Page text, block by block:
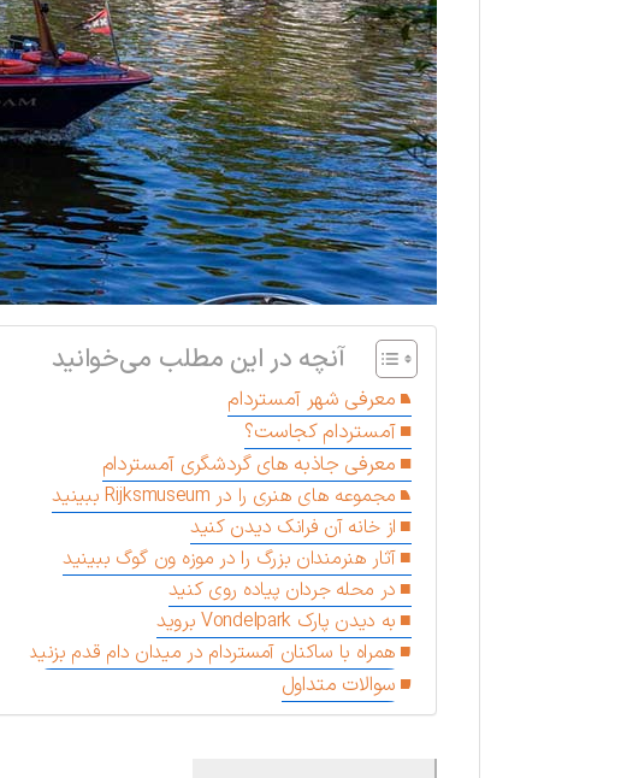
آنچه در این مطلب می‌خوانید
معرفی شهر آمستردام
آمستردام کجاست؟
معرفی جاذبه های گردشگری آمستردام
مجموعه های هنری را در Rijksmuseum ببینید
از خانه آن فرانک دیدن کنید
آثار هنرمندان بزرگ را در موزه ون گوگ ببینید
در محله جردان پیاده روی کنید
به دیدن پارک Vondelpark بروید
همراه با ساکنان آمستردام در میدان دام قدم بزنید
سوالات متداول